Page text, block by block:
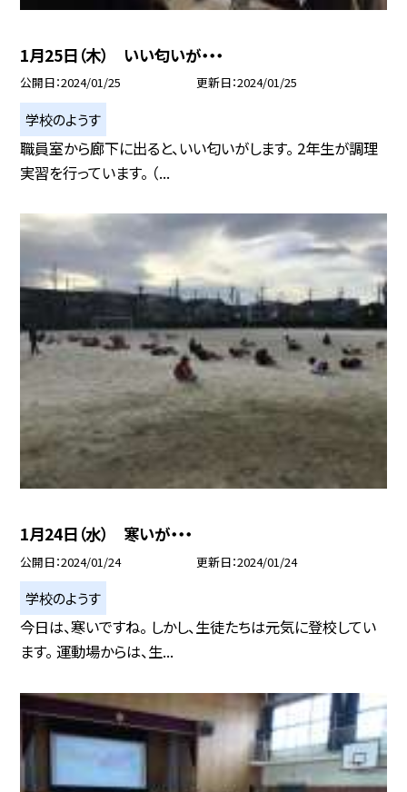
1月25日（木） いい匂いが・・・
公開日 2024/01/25 更新日 2024/01/25
学校のようす
職員室から廊下に出ると、いい匂いがします。 2年生が調理
実習を行っています。 （...
1月24日（水） 寒いが・・・
公開日 2024/01/24 更新日 2024/01/24
学校のようす
今日は、寒いですね。 しかし、生徒たちは元気に登校してい
ます。 運動場からは、生...